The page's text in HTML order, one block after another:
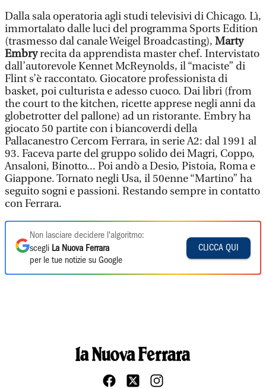
Dalla sala operatoria agli studi televisivi di Chicago. Lì,
immortalato dalle luci del programma Sports Edition
(trasmesso dal canale Weigel Broadcasting), Marty
Embryrecita da apprendista master chef. Intervistato
dall’autorevole Kennet McReynolds, il “maciste” di
Flint s’è raccontato. Giocatore professionista di
basket, poi culturista e adesso cuoco. Dai libri (from
the court to the kitchen, ricette apprese negli anni da
globetrotter del pallone) ad un ristorante. Embry ha
giocato 50 partite con i biancoverdi della
Pallacanestro Cercom Ferrara, in serie A2: dal 1991 al
93. Faceva parte del gruppo solido dei Magri, Coppo,
Ansaloni, Binotto... Poi andò a Desio, Pistoia, Roma e
Giappone. Tornato negli Usa, il 50enne “Martino” ha
seguito sogni e passioni. Restando sempre in contatto
con Ferrara.
Non lasciare decidere l'algoritmo:
scegli La Nuova Ferrara
per le tue notizie su Google
CLICCA QUI